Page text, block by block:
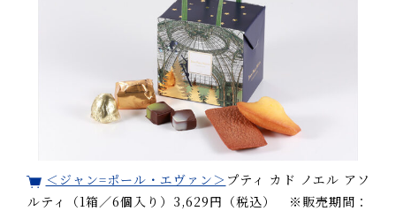
＜ジャン=ポール・エヴァン＞ プティ カド ノエル アソ
ルティ（1箱／6個入り）3,629円（税込） ※販売期間：